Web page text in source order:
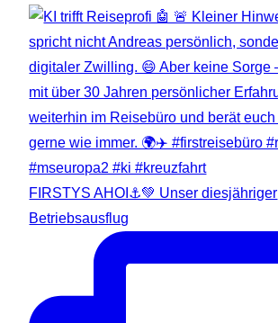
FIRSTYS AHOI⚓💚 Unser diesjähriger
Betriebsausflug